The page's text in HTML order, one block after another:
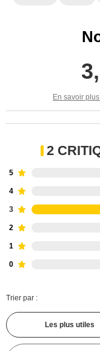
En savoir
2
5
4
3
2
1
0
Trier par :
Les plus utiles